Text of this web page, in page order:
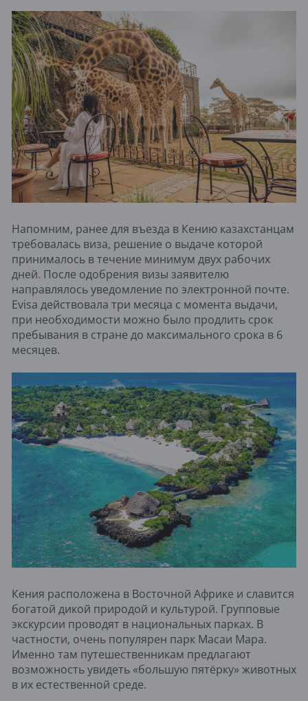
Напомним, ранее для въезда в Кению казахстанцам
требовалась виза, решение о выдаче которой
принималось в течение минимум двух рабочих
дней. После одобрения визы заявителю
направлялось уведомление по электронной почте.
Evisa действовала три месяца с момента выдачи,
при необходимости можно было продлить срок
пребывания в стране до максимального срока в 6
месяцев.
Кения расположена в Восточной Африке и славится
богатой дикой природой и культурой. Групповые
экскурсии проводят в национальных парках. В
частности, очень популярен парк Масаи Мара.
Именно там путешественникам предлагают
возможность увидеть «большую пятёрку» животных
в их естественной среде.